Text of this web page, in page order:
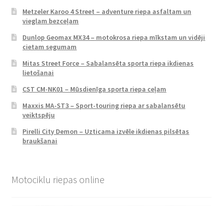
Metzeler Karoo 4 Street – adventure riepa asfaltam un
vieglam bezceļam
Dunlop Geomax MX34 – motokrosa riepa mīkstam un vidēji
cietam segumam
Mitas Street Force – Sabalansēta sporta riepa ikdienas
lietošanai
CST CM-NK01 – Mūsdienīga sporta riepa ceļam
Maxxis MA-ST3 – Sport-touring riepa ar sabalansētu
veiktspēju
Pirelli City Demon – Uzticama izvēle ikdienas pilsētas
braukšanai
Motociklu riepas online